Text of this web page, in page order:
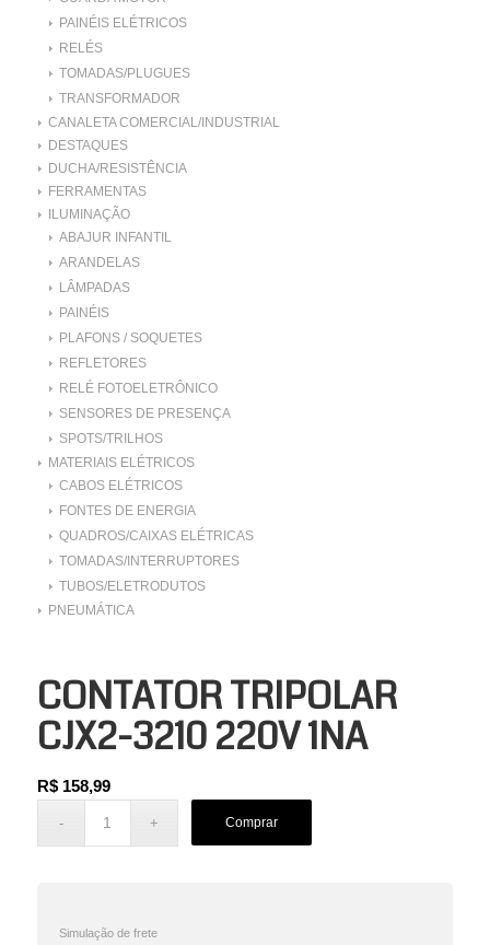
PAINÉIS ELÉTRICOS
RELÉS
TOMADAS/PLUGUES
TRANSFORMADOR
CANALETA COMERCIAL/INDUSTRIAL
DESTAQUES
DUCHA/RESISTÊNCIA
FERRAMENTAS
ILUMINAÇÃO
ABAJUR INFANTIL
ARANDELAS
LÂMPADAS
PAINÉIS
PLAFONS / SOQUETES
REFLETORES
RELÉ FOTOELETRÔNICO
SENSORES DE PRESENÇA
SPOTS/TRILHOS
MATERIAIS ELÉTRICOS
CABOS ELÉTRICOS
FONTES DE ENERGIA
QUADROS/CAIXAS ELÉTRICAS
TOMADAS/INTERRUPTORES
TUBOS/ELETRODUTOS
PNEUMÁTICA
CONTATOR TRIPOLAR
CJX2-3210 220V 1NA
R$158,99
Comprar
Simulação de frete